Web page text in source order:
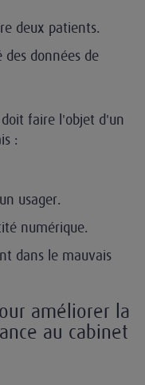
deux patients.
données de
faire l'objet d'un
:
usager.
numérique.
dans le mauvais
améliorer la
au cabinet